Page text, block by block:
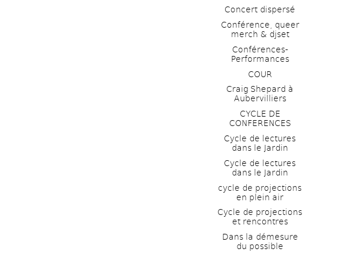
Concert dispersé
Conférence, queer
merch & djset
Conférences-
Performances
COUR
Craig Shepard à
Aubervilliers
CYCLE DE
CONFERENCES
Cycle de lectures
dans le Jardin
Cycle de lectures
dans le Jardin
cycle de projections
en plein air
Cycle de projections
et rencontres
Dans la démesure
du possible